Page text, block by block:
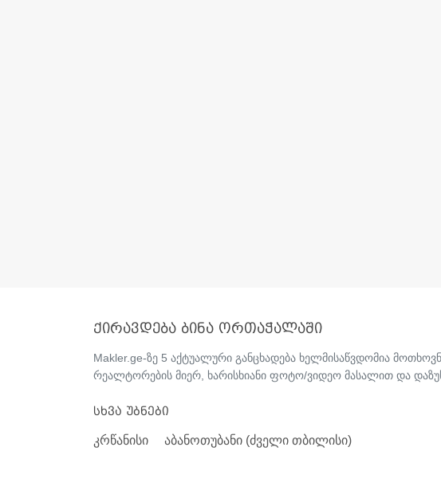
ქირავდება ბინა ორთაჭალაში
Makler.ge-ზე 5 აქტუალური განცხადება ხელმისაწვდომია
რეალტორების მიერ, ხარისხიანი ფოტო/ვიდეო მასალით და
სხვა უბნები
კრწანისი აბანოთუბანი (ძველი თბილისი)